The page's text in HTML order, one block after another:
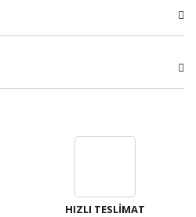
HIZLI TESLİMAT